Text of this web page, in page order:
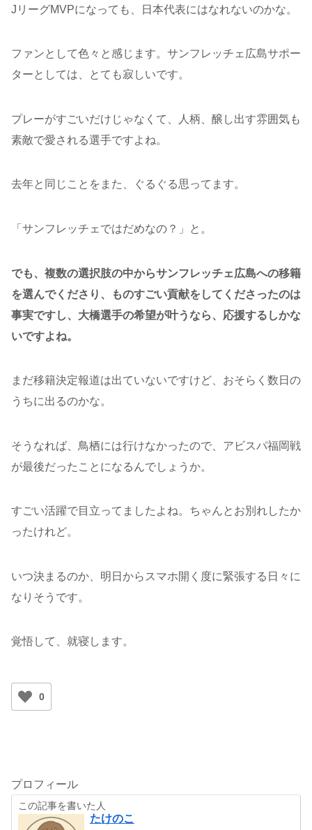
JリーグMVPになっても、日本代表にはなれないのかな。
ファンとして色々と感じます。サンフレッチェ広島サポー
ターとしては、とても寂しいです。
プレーがすごいだけじゃなくて、人柄、醸し出す雰囲気も
素敵で愛される選手ですよね。
去年と同じことをまた、ぐるぐる思ってます。
「サンフレッチェではだめなの？」と。
でも、複数の選択肢の中からサンフレッチェ広島への移籍
を選んでくださり、ものすごい貢献をしてくださったのは
事実ですし、大橋選手の希望が叶うなら、応援するしかな
いですよね。
まだ移籍決定報道は出ていないですけど、おそらく数日の
うちに出るのかな。
そうなれば、鳥栖には行けなかったので、アビスパ福岡戦
が最後だったことになるんでしょうか。
すごい活躍で目立ってましたよね。ちゃんとお別れしたか
ったけれど。
いつ決まるのか、明日からスマホ開く度に緊張する日々に
なりそうです。
覚悟して、就寝します。
0
プロフィール
この記事を書いた人
たけのこ